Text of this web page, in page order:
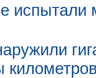
испытали